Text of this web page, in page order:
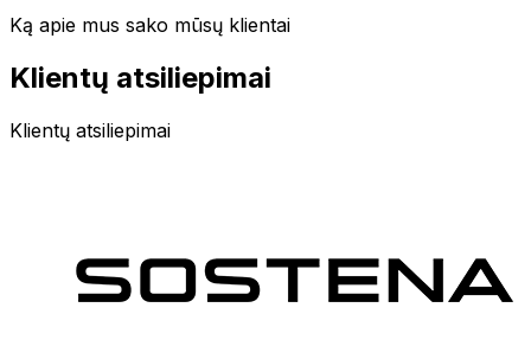
Ką apie mus sako mūsų klientai
Klientų atsiliepimai
Klientų atsiliepimai